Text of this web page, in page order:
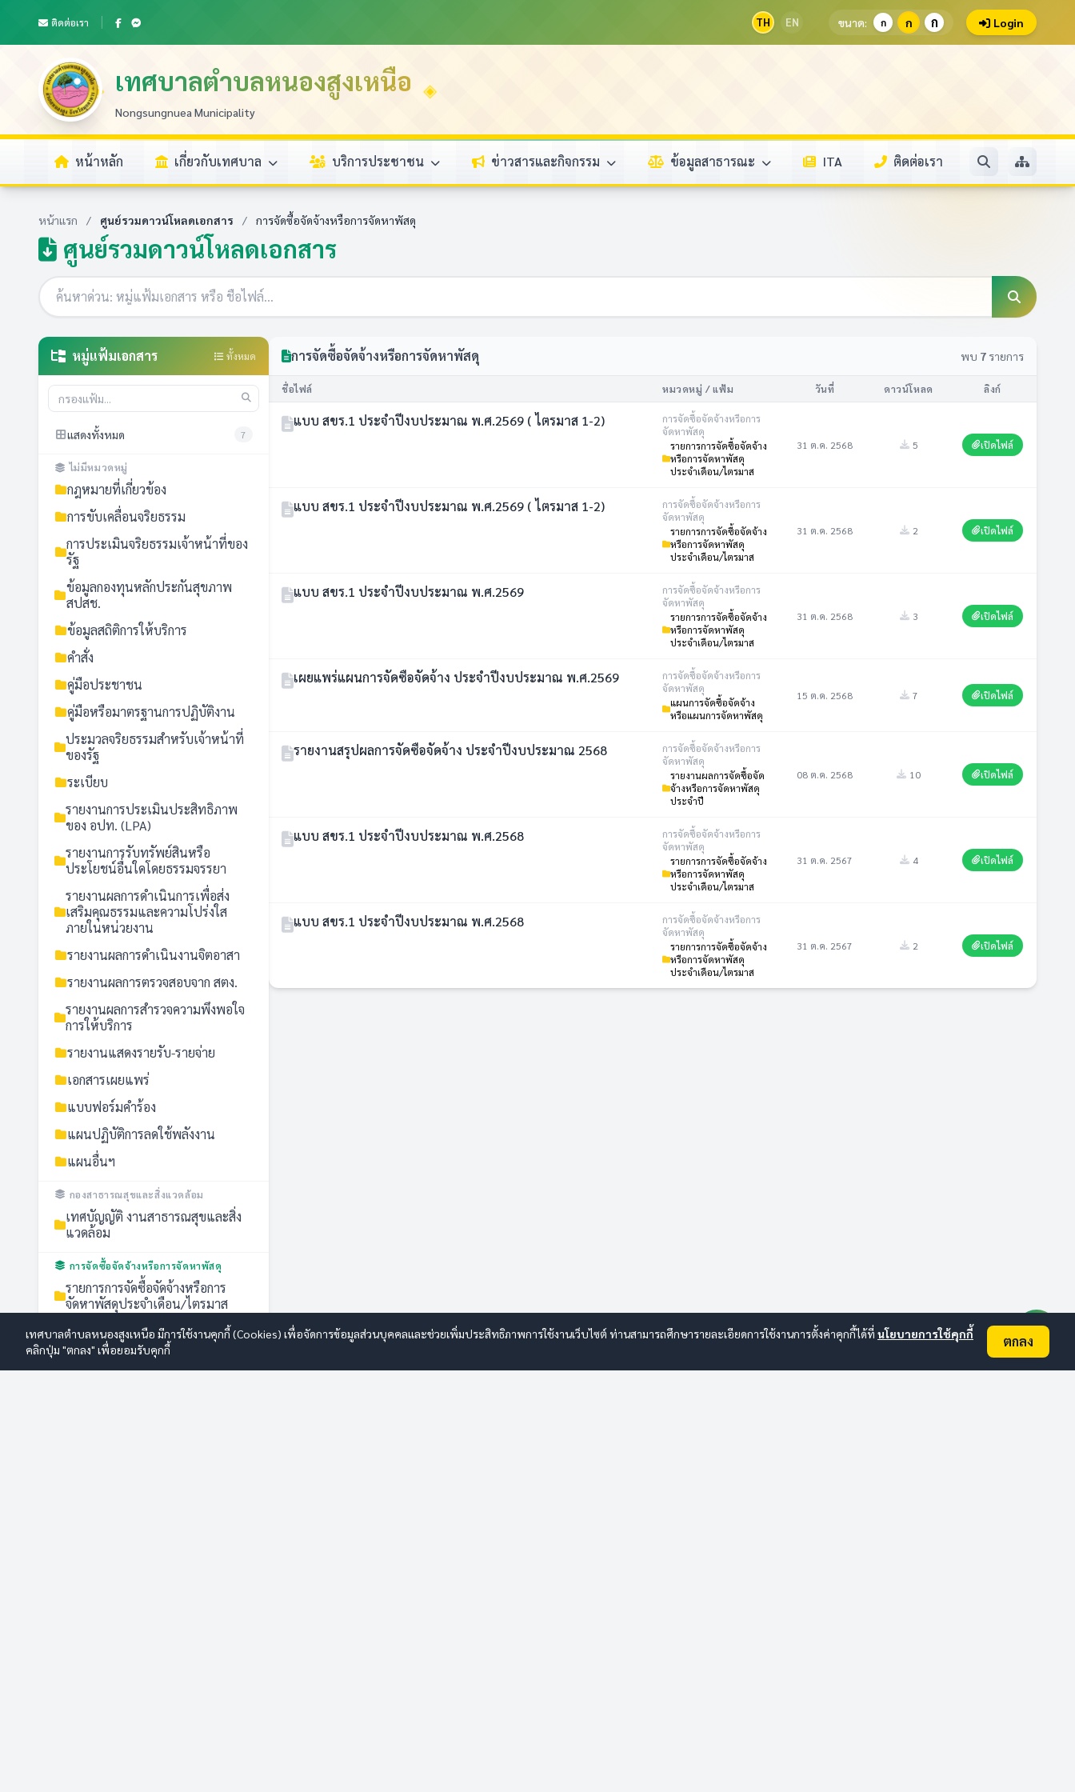
ติดต่อเรา TH EN ขนาด: ก ก ก Login
เทศบาลตำบลหนองสูงเหนือ
Nongsungnuea Municipality
หน้าหลัก เกี่ยวกับเทศบาล บริการประชาชน ข่าวสารและกิจกรรม ข้อมูลสาธารณะ ITA ติดต่อเรา
หน้าแรก / ศูนย์รวมดาวน์โหลดเอกสาร / การจัดซื้อจัดจ้างหรือการจัดหาพัสดุ
ศูนย์รวมดาวน์โหลดเอกสาร
หมู่แฟ้มเอกสาร ทั้งหมด
แสดงทั้งหมด 7
ไม่มีหมวดหมู่
กฎหมายที่เกี่ยวข้อง
การขับเคลื่อนจริยธรรม
การประเมินจริยธรรมเจ้าหน้าที่ของ
รัฐ
ข้อมูลกองทุนหลักประกันสุขภาพ
สปสช.
ข้อมูลสถิติการให้บริการ
คำสั่ง
คู่มือประชาชน
คู่มือหรือมาตรฐานการปฏิบัติงาน
ประมวลจริยธรรมสำหรับเจ้าหน้าที่
ของรัฐ
ระเบียบ
รายงานการประเมินประสิทธิภาพ
ของ อปท. (LPA)
รายงานการรับทรัพย์สินหรือ
ประโยชน์อื่นใดโดยธรรมจรรยา
รายงานผลการดำเนินการเพื่อส่ง
เสริมคุณธรรมและความโปร่งใส
ภายในหน่วยงาน
รายงานผลการดำเนินงานจิตอาสา
รายงานผลการตรวจสอบจาก สตง.
รายงานผลการสำรวจความพึงพอใจ
การให้บริการ
รายงานแสดงรายรับ-รายจ่าย
เอกสารเผยแพร่
แบบฟอร์มคำร้อง
แผนปฏิบัติการลดใช้พลังงาน
แผนอื่นฯ
กองสาธารณสุขและสิ่งแวดล้อม
เทศบัญญัติ งานสาธารณสุขและสิ่ง
แวดล้อม
การจัดซื้อจัดจ้างหรือการจัดหาพัสดุ
รายการการจัดซื้อจัดจ้างหรือการ
จัดหาพัสดุประจำเดือน/ไตรมาส
รายงานผลการจัดซื้อจัดจ้างหรือการ
จัดหาพัสดุประจำปี
สัญญาจ้างเหมา
การจัดซื้อจัดจ้างหรือการจัดหาพัสดุ พบ 7 รายการ
ชื่อไฟล์ หมวดหมู่ / แฟ้ม วันที่ ดาวน์โหลด ลิงก์
แบบ สขร.1 ประจำปีงบประมาณ พ.ศ.2569 ( ไตรมาส 1-2)
การจัดซื้อจัดจ้างหรือการ
จัดหาพัสดุ
รายการการจัดซื้อจัดจ้าง
หรือการจัดหาพัสดุ
ประจำเดือน/ไตรมาส
31 ต.ค. 2568 5 เปิดไฟล์
แบบ สขร.1 ประจำปีงบประมาณ พ.ศ.2569 ( ไตรมาส 1-2)
การจัดซื้อจัดจ้างหรือการ
จัดหาพัสดุ
รายการการจัดซื้อจัดจ้าง
หรือการจัดหาพัสดุ
ประจำเดือน/ไตรมาส
31 ต.ค. 2568 2 เปิดไฟล์
แบบ สขร.1 ประจำปีงบประมาณ พ.ศ.2569
การจัดซื้อจัดจ้างหรือการ
จัดหาพัสดุ
รายการการจัดซื้อจัดจ้าง
หรือการจัดหาพัสดุ
ประจำเดือน/ไตรมาส
31 ต.ค. 2568 3 เปิดไฟล์
เผยแพร่แผนการจัดซื้อจัดจ้าง ประจำปีงบประมาณ พ.ศ.2569
การจัดซื้อจัดจ้างหรือการ
จัดหาพัสดุ
แผนการจัดซื้อจัดจ้าง
หรือแผนการจัดหาพัสดุ
15 ต.ค. 2568 7 เปิดไฟล์
รายงานสรุปผลการจัดซื้อจัดจ้าง ประจำปีงบประมาณ 2568
การจัดซื้อจัดจ้างหรือการ
จัดหาพัสดุ
รายงานผลการจัดซื้อจัด
จ้างหรือการจัดหาพัสดุ
ประจำปี
08 ต.ค. 2568 10 เปิดไฟล์
แบบ สขร.1 ประจำปีงบประมาณ พ.ศ.2568
การจัดซื้อจัดจ้างหรือการ
จัดหาพัสดุ
รายการการจัดซื้อจัดจ้าง
หรือการจัดหาพัสดุ
ประจำเดือน/ไตรมาส
31 ต.ค. 2567 4 เปิดไฟล์
แบบ สขร.1 ประจำปีงบประมาณ พ.ศ.2568
การจัดซื้อจัดจ้างหรือการ
จัดหาพัสดุ
รายการการจัดซื้อจัดจ้าง
หรือการจัดหาพัสดุ
ประจำเดือน/ไตรมาส
31 ต.ค. 2567 2 เปิดไฟล์
เทศบาลตำบลหนองสูงเหนือ มีการใช้งานคุกกี้ (Cookies) เพื่อจัดการข้อมูลส่วนบุคคลและช่วยเพิ่มประสิทธิภาพการใช้งานเว็บไซต์ ท่านสามารถศึกษารายละเอียดการใช้งานการตั้งค่าคุกกี้ได้ที่ นโยบายการใช้คุกกี้
คลิกปุ่ม "ตกลง" เพื่อยอมรับคุกกี้
ตกลง